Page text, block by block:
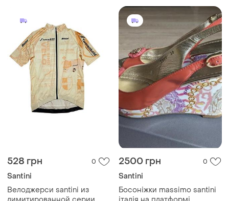
528 грн 0
Santini
Велоджерси santini из
2500 грн 0
Santini
Босоніжки massimo santini